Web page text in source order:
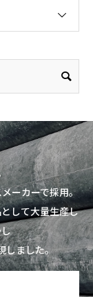
ーカーで採用。
して大量生産し
しました。